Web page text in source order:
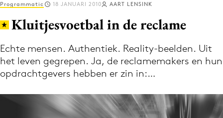
Log in
Download de app
Volg het laatste nieuws via de Adformatie
Nieuws app
Programmatic 18 JANUARI 2010 AART LENSINK
Kluitjesvoetbal in de reclame
Echte mensen. Authentiek. Reality-beelden. Uit
het leven gegrepen. Ja, de reclamemakers en hun
opdrachtgevers hebben er zin in:…